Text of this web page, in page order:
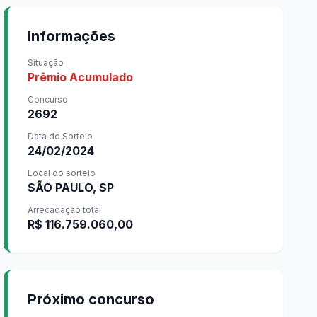
Informações
Situação
Prêmio Acumulado
Concurso
2692
Data do Sorteio
24/02/2024
Local do sorteio
SÃO PAULO, SP
Arrecadação total
R$ 116.759.060,00
Próximo concurso